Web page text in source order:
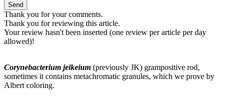
Send
Thank you for your comments.
Thank you for reviewing this article.
Your review hasn't been inserted (one review per article per day
allowed)!
Corynebacterium jeikeium (previously JK) grampositive rod,
sometimes it contains metachromatic granules, which we prove by
Albert coloring.